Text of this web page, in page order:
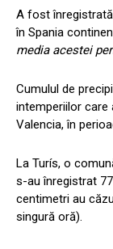
A fost
în Spania
media acestei
Cumulul de
intemperiilor care
Valencia, în
La Turís, o
s-au înregistrat
centimetri au
singură oră).